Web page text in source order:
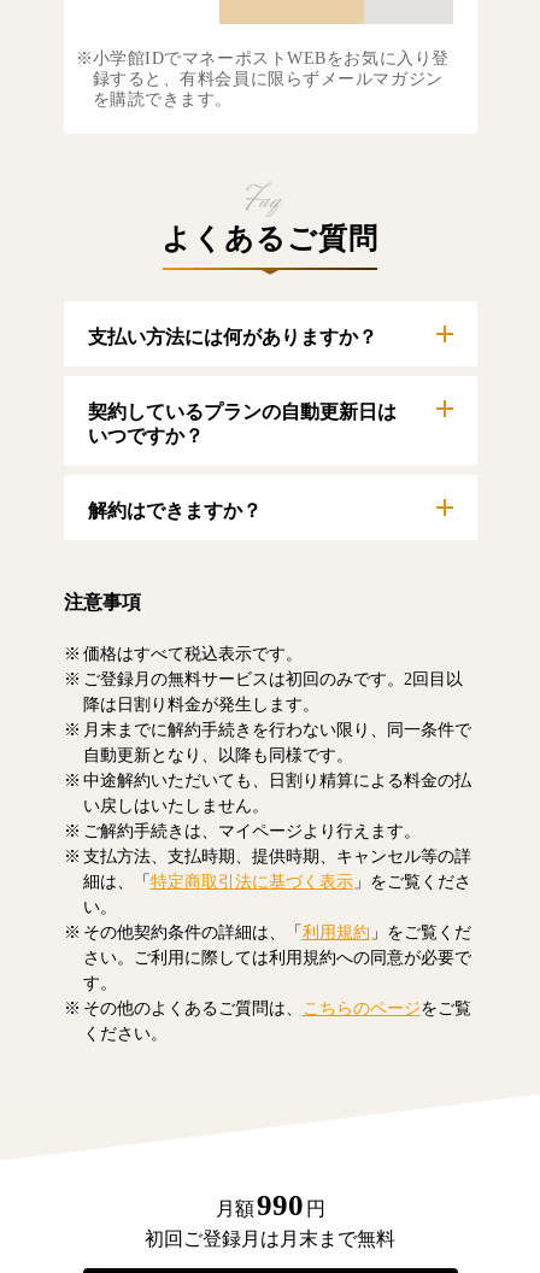
小学館IDでマネーポストWEBをお気に入り登
録すると、有料会員に限らずメールマガジン
を購読できます。
よくあるご質問
支払い方法には何がありますか？
す。
【クレジットカード】
契約しているプランの自動更新日は
いつですか？
ンのご利用期間は、マイページにてご確認い
解約はできますか？
事をお読みいただけます。なお、日割り清算
注意事項
価格はすべて税込表示です。
ご登録月の無料サービスは初回のみです。2回目以
降は日割り料金が発生します。
月末までに解約手続きを行わない限り、同一条件で
自動更新となり、以降も同様です。
中途解約いただいても、日割り精算による料金の払
い戻しはいたしません。
ご解約手続きは、マイページより行えます。
支払方法、支払時期、提供時期、キャンセル等の詳
細は、「特定商取引法に基づく表示」をご覧くださ
い。
その他契約条件の詳細は、「利用規約 」をご覧くだ
さい。ご利用に際しては利用規約への同意が必要で
す。
その他のよくあるご質問は、
こちらのページをご覧
ください。
月額990 円
初回ご登録月は月末まで無料